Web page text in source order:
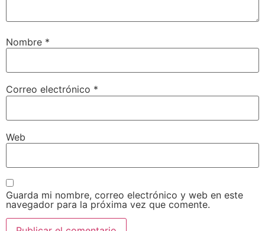
Nombre *
Correo electrónico *
Web
Guarda mi nombre, correo electrónico y web en este
navegador para la próxima vez que comente.